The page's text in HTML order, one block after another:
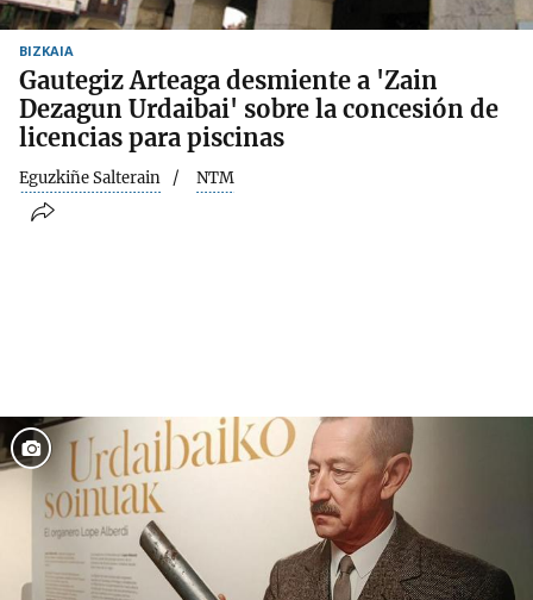
BIZKAIA
Gautegiz Arteaga desmiente a 'Zain
Dezagun Urdaibai' sobre la concesión de
licencias para piscinas
Eguzkiñe Salterain NTM